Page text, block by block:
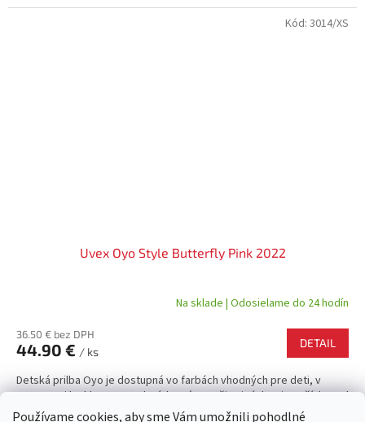
Používame cookies, aby sme Vám umožnili pohodlné
Uvex Oyo Style Butterfly Pink 2022
Na sklade | Odosielame do 24 hodín
36.50 € bez DPH
44.90 € / ks
DETAIL
Detská prilba Oyo je dostupná vo farbách vhodných pre deti, v
matnom aj lesklom prevedení, ktoré potešia aj tých najmenších! Pod
výrazne farebnou škrupinou ponúka inovatívne...
Kód: 3014/XS